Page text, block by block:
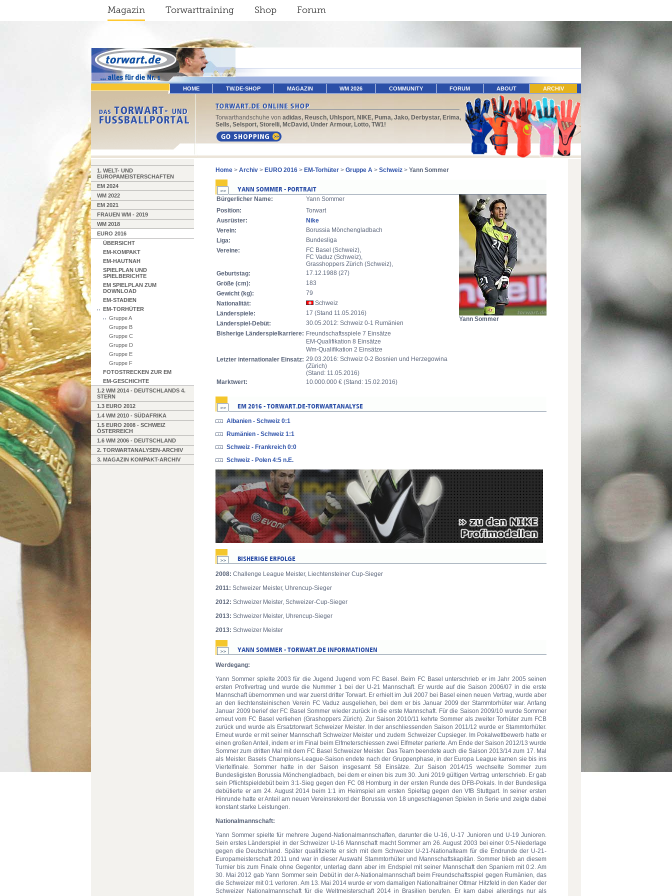
Magazin Torwarttraining Shop Forum
HOME TW.DE-SHOP MAGAZIN WM 2026 COMMUNITY FORUM ABOUT ARCHIV
Torwarthandschuhe von adidas, Reusch, Uhlsport, NIKE, Puma, Jako, Derbystar, Erima,
Sells, Selsport, Storelli, McDavid, Under Armour, Lotto, TW1!
1. WELT- UND
EUROPAMEISTERSCHAFTEN
EM 2024
WM 2022
EM 2021
FRAUEN WM - 2019
WM 2018
EURO 2016
ÜBERSICHT
EM-KOMPAKT
EM-HAUTNAH
SPIELPLAN UND
SPIELBERICHTE
EM SPIELPLAN ZUM
DOWNLOAD
EM-STADIEN
EM-TORHÜTER
Gruppe A
Gruppe B
Gruppe C
Gruppe D
Gruppe E
Gruppe F
FOTOSTRECKEN ZUR EM
EM-GESCHICHTE
1.2 WM 2014 - DEUTSCHLANDS 4.
STERN
1.3 EURO 2012
1.4 WM 2010 - SÜDAFRIKA
1.5 EURO 2008 - SCHWEIZ
ÖSTERREICH
1.6 WM 2006 - DEUTSCHLAND
2. TORWARTANALYSEN-ARCHIV
3. MAGAZIN KOMPAKT-ARCHIV
Home > Archiv > EURO 2016 > EM-Torhüter > Gruppe A > Schweiz > Yann Sommer
Yann Sommer
Bürgerlicher Name:
Yann Sommer
Position:
Torwart
Ausrüster:
Nike
Verein:
Borussia Mönchengladbach
Liga:
Bundesliga
Vereine:
FC Basel (Schweiz),
FC Vaduz (Schweiz),
Grasshoppers Zürich (Schweiz),
Geburtstag:
17.12.1988 (27)
Größe (cm):
183
Gewicht (kg):
79
Nationalität:
Schweiz
Länderspiele:
17 (Stand 11.05.2016)
Länderspiel-Debüt:
30.05.2012: Schweiz 0-1 Rumänien
Bisherige Länderspielkarriere: Freundschaftsspiele 7 Einsätze
EM-Qualifikation 8 Einsätze
Wm-Qualifikation 2 Einsätze
Letzter internationaler Einsatz: 29.03.2016: Schweiz 0-2 Bosnien und Herzegowina
(Zürich)
(Stand: 11.05.2016)
Marktwert:
10.000.000 € (Stand: 15.02.2016)
Albanien - Schweiz 0:1
Rumänien - Schweiz 1:1
Schweiz - Frankreich 0:0
Schweiz - Polen 4:5 n.E.
2008: Challenge League Meister, Liechtensteiner Cup-Sieger
2011: Schweizer Meister, Uhrencup-Sieger
2012: Schweizer Meister, Schweizer-Cup-Sieger
2013: Schweizer Meister, Uhrencup-Sieger
2013: Schweizer Meister
Werdegang:
Yann Sommer spielte 2003 für die Jugend Jugend vom FC Basel. Beim FC Basel unterschrieb er im Jahr 2005 seinen
ersten Profivertrag und wurde die Nummer 1 bei der U-21 Mannschaft. Er wurde auf die Saison 2006/07 in die erste
Mannschaft übernommen und war zuerst dritter Torwart. Er erhielt im Juli 2007 bei Basel einen neuen Vertrag, wurde aber
an den liechtensteinischen Verein FC Vaduz ausgeliehen, bei dem er bis Januar 2009 der Stammtorhüter war. Anfang
Januar 2009 berief der FC Basel Sommer wieder zurück in die erste Mannschaft. Für die Saison 2009/10 wurde Sommer
erneut vom FC Basel verliehen (Grashoppers Zürich). Zur Saison 2010/11 kehrte Sommer als zweiter Torhüter zum FCB
zurück und wurde als Ersatztorwart Schweizer Meister. In der anschliessenden Saison 2011/12 wurde er Stammtorhüter.
Erneut wurde er mit seiner Mannschaft Schweizer Meister und zudem Schweizer Cupsieger. Im Pokalwettbewerb hatte er
einen großen Anteil, indem er im Final beim Elfmeterschiessen zwei Elfmeter parierte. Am Ende der Saison 2012/13 wurde
Sommer zum dritten Mal mit dem FC Basel Schweizer Meister. Das Team beendete auch die Saison 2013/14 zum 17. Mal
als Meister. Basels Champions-League-Saison endete nach der Gruppenphase, in der Europa League kamen sie bis ins
Viertelfinale. Sommer hatte in der Saison insgesamt 58 Einsätze. Zur Saison 2014/15 wechselte Sommer zum
Bundesligisten Borussia Mönchengladbach, bei dem er einen bis zum 30. Juni 2019 gültigen Vertrag unterschrieb. Er gab
sein Pflichtspieldebüt beim 3:1-Sieg gegen den FC 08 Homburg in der ersten Runde des DFB-Pokals. In der Bundesliga
debütierte er am 24. August 2014 beim 1:1 im Heimspiel am ersten Spieltag gegen den VfB Stuttgart. In seiner ersten
Hinrunde hatte er Anteil am neuen Vereinsrekord der Borussia von 18 ungeschlagenen Spielen in Serie und zeigte dabei
konstant starke Leistungen.
Nationalmannschaft:
Yann Sommer spielte für mehrere Jugend-Nationalmannschaften, darunter die U-16, U-17 Junioren und U-19 Junioren.
Sein erstes Länderspiel in der Schweizer U-16 Mannschaft macht Sommer am 26. August 2003 bei einer 0:5-Niederlage
gegen die Deutschland. Später qualifizierte er sich mit dem Schweizer U-21-Nationalteam für die Endrunde der U-21-
Europameisterschaft 2011 und war in dieser Auswahl Stammtorhüter und Mannschaftskapitän. Sommer blieb an diesem
Turnier bis zum Finale ohne Gegentor, unterlag dann aber im Endspiel mit seiner Mannschaft den Spaniern mit 0:2. Am
30. Mai 2012 gab Yann Sommer sein Debüt in der A-Nationalmannschaft beim Freundschaftsspiel gegen Rumänien, das
die Schweizer mit 0:1 verloren. Am 13. Mai 2014 wurde er vom damaligen Nationaltrainer Ottmar Hitzfeld in den Kader der
Schweizer Nationalmannschaft für die Weltmeisterschaft 2014 in Brasilien berufen. Er kam dabei allerdings nur als